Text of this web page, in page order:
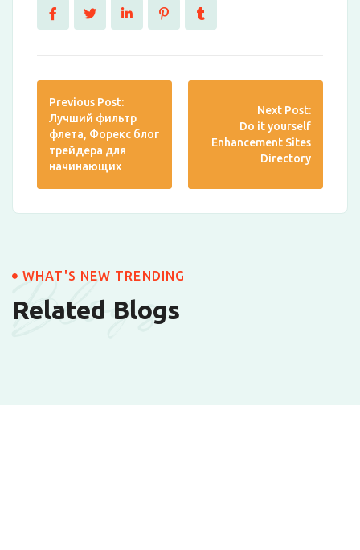
Previous Post:
Лучший фильтр
флета, Форекс блог
трейдера для
начинающих
Next Post:
Do it yourself
Enhancement Sites
Directory
Blogs
WHAT'S NEW TRENDING
Related Blogs